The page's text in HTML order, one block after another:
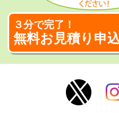
３分で完了！
無料お見積り申